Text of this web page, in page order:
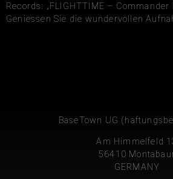
Records: „FLIGHTTIME – Commander
Geniessen Sie die wundervollen
BaseTown UG
Am Himmelfeld
56410
GERMANY